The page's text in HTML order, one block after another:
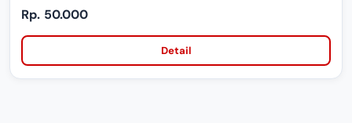
Rp. 50.000
Detail